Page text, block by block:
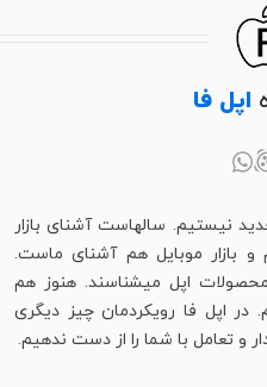
اپل فا
نیستیم. سالهاست آشنای بازار
موبایل هم آشنای ماست.
اپل میشناسند. هنوز هم
در اپل فا رویکردمان چیز دیگری
و تعامل با شما را از دست ندهیم.